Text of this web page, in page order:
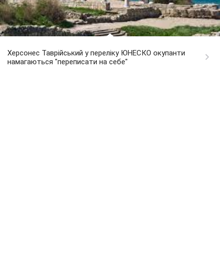
Херсонес Таврійський у переліку ЮНЕСКО окупанти
намагаються "переписати на себе"